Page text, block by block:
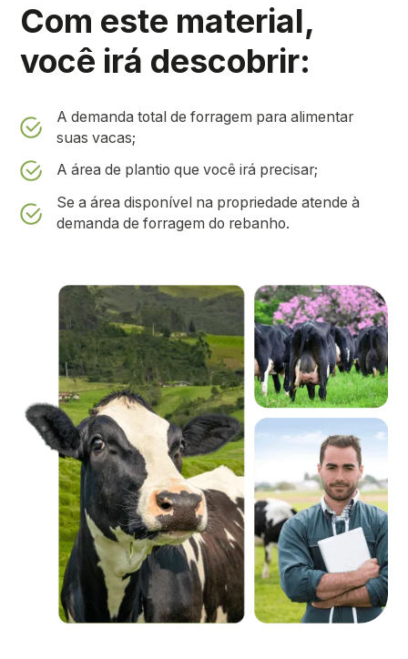
Com este material,
você irá descobrir:
A demanda total de forragem para alimentar
suas vacas;
A área de plantio que você irá precisar;
Se a área disponível na propriedade atende à
demanda de forragem do rebanho.